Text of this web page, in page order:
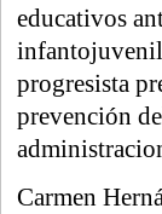
educativos
progresista
prevención
Carmen